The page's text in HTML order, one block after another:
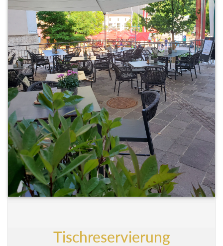
Tischreservierung